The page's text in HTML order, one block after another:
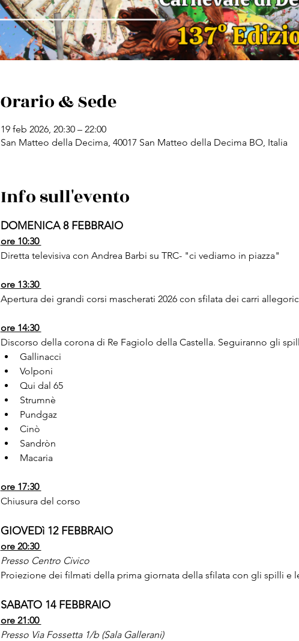
Orario & Sede
19 feb 2026, 20:30 – 22:00
San Matteo della Decima, 40017 San Matteo della Decima BO, Italia
Info sull'evento
DOMENICA 8 FEBBRAIO
ore 10:30
Diretta televisiva con Andrea Barbi su TRC- "ci vediamo in piazza"
ore 13:30
Apertura dei grandi corsi mascherati 2026 con sfilata dei carri
ore 14:30
Discorso della corona di Re Fagiolo della Castella. Seguiranno gli
Gallinacci
Volponi
Qui dal 65
Strumnè
Pundgaz
Cinò
Sandròn
Macaria
ore 17:30
Chiusura del corso
GIOVEDì 12 FEBBRAIO
ore 20:30
Presso Centro Civico
Proiezione dei filmati della prima giornata della sfilata con gli spilli e
SABATO 14 FEBBRAIO
ore 21:00
Presso Via Fossetta 1/b (Sala Gallerani)